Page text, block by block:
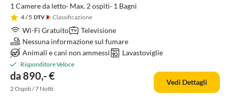
1 Camere da letto· Max. 2 ospiti· 1 Bagni
4/ 5 Classificazione
Wi-Fi Gratuito
Televisione
Nessuna informazione sul fumare
Animali e cani non ammessi
Lavastoviglie
Risponditore Veloce
da 890,- €
2 Ospiti / 7 Notti
Vedi Dettagli